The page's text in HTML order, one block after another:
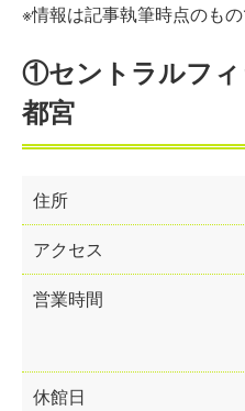
※情報は記事執筆時点のもの
①セントラルフ
都宮
住所
アクセス
営業時間
休館日